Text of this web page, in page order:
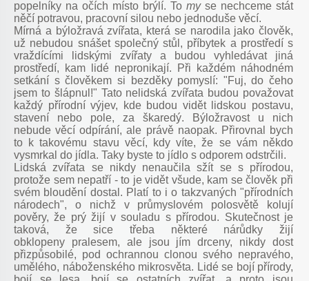
popelníky na očích místo brýlí. To myse nechceme stát
něčí potravou, pracovní silou nebo jednoduše věcí.
Mírná a býložravá zvířata, která se narodila jako člověk,
už nebudou snášet společný stůl, příbytek a prostředí s
vraždícími lidskými zvířaty a budou vyhledávat jiná
prostředí, kam lidé nepronikají. Při každém náhodném
setkání s člověkem si bezděky pomyslí: "Fuj, do čeho
jsem to šlápnul!" Tato nelidská zvířata budou považovat
každý přírodní výjev, kde budou vidět lidskou postavu,
stavení nebo pole, za škaredý. Býložravost u nich
nebude věcí odpírání, ale právě naopak. Přirovnal bych
to k takovému stavu věcí, kdy víte, že se vám někdo
vysmrkal do jídla. Taky byste to jídlo s odporem odstrčili.
Lidská zvířata se nikdy nenaučila sžít se s přírodou,
protože sem nepatří - to je vidět všude, kam se člověk při
svém bloudění dostal. Platí to i o takzvaných "přírodních
národech", o nichž v průmyslovém polosvětě kolují
pověry, že prý žijí v souladu s přírodou. Skutečnost je
taková, že sice třeba některé nárůdky žijí
obklopeny pralesem, ale jsou jím drceny, nikdy dost
přizpůsobilé, pod ochrannou clonou svého nepravého,
umělého, náboženského mikrosvěta. Lidé se bojí přírody,